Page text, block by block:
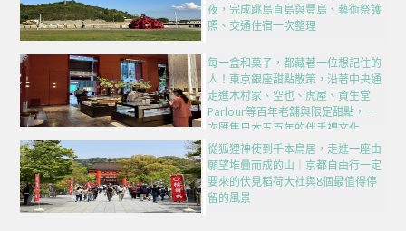
夜，完成跳島直島與豐島、藝術祭護
照、交通住宿一次整理
每一盒和菓子，都藏著一位想記住的
人！東京銀座甜點散策，沿著中央通
走進木村家、空也、虎屋、資生堂
Parlour等百年老舖與限定甜點，一
次匯集日本五百年的伴手禮文化
從狐狸神使到千本鳥居，走進一座由
願望堆疊而成的山｜京都自由行一定
要來的伏見稻荷大社與8個最值得停
留的風景